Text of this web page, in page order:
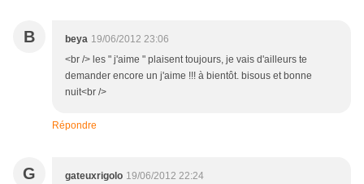
B beya 19/06/2012 23:06
<br /> les " j'aime " plaisent toujours, je vais d'ailleurs te
demander encore un j'aime !!! à bientôt. bisous et bonne
nuit<br />
Répondre
G gateuxrigolo 19/06/2012 22:24